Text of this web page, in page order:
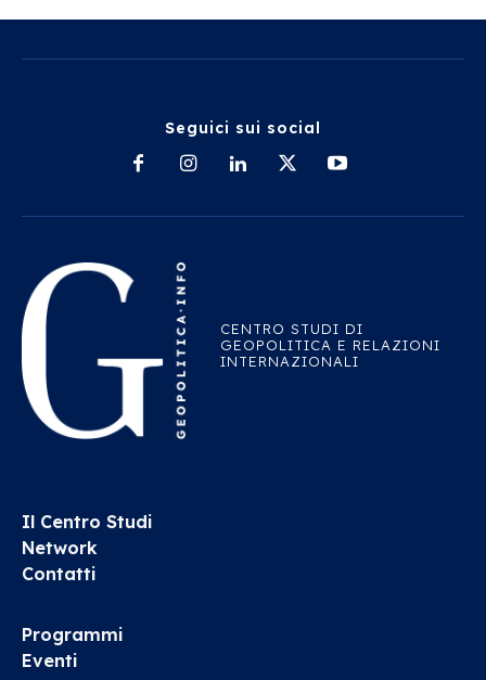
Seguici sui social
CENTRO STUDI DI
GEOPOLITICA E RELAZIONI
INTERNAZIONALI
Il Centro Studi
Network
Contatti
Programmi
Eventi